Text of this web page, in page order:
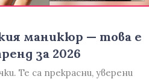
маникюр — това е
за 2026
Те са прекрасни, уверени